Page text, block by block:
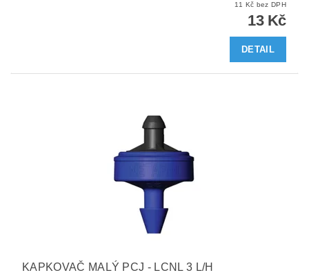
11 Kč bez DPH
13 Kč
DETAIL
KAPKOVAČ MALÝ PCJ - LCNL 3 L/H